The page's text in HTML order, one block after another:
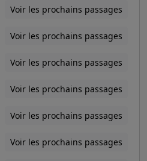
Voir les prochains passages
Voir les prochains passages
Voir les prochains passages
Voir les prochains passages
Voir les prochains passages
Voir les prochains passages